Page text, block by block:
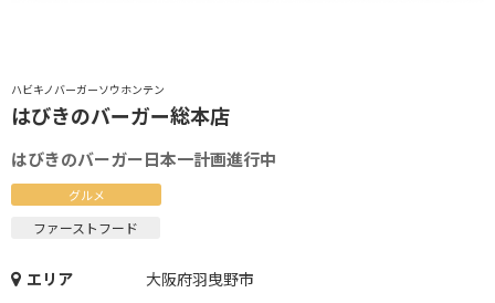
ハビキノバーガーソウホンテン
はびきのバーガー総本店
はびきのバーガー日本一計画進行中
グルメ
ファーストフード
エリア
大阪府羽曳野市